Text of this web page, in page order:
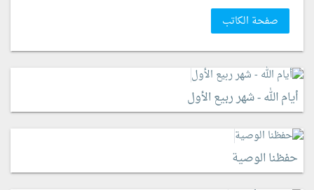
صفحة الكاتب
أيام الله - شهر ربيع الأول
حفظنا الوصية